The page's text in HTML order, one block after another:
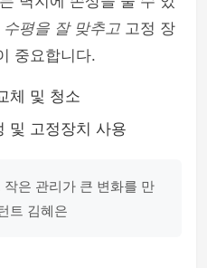
수평을 잘 맞추고 고정 장
중요합니다.
체 및 청소
및 고정장치 사용
은 관리가 큰 변화를 만
트 김혜은